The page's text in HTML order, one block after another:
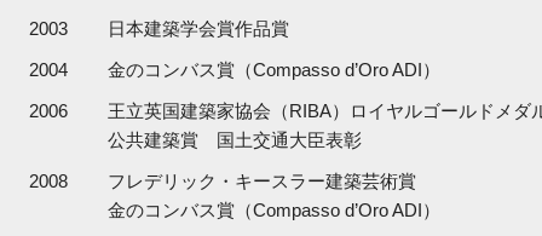
2003
日本建築学会賞作品賞
2004
金のコンバス賞（Compasso d’Oro ADI）
2006
王立英国建築家協会（RIBA）ロイヤルゴールドメダ
公共建築賞 国土交通大臣表彰
2008
フレデリック・キースラー建築芸術賞
金のコンバス賞（Compasso d’Oro ADI）